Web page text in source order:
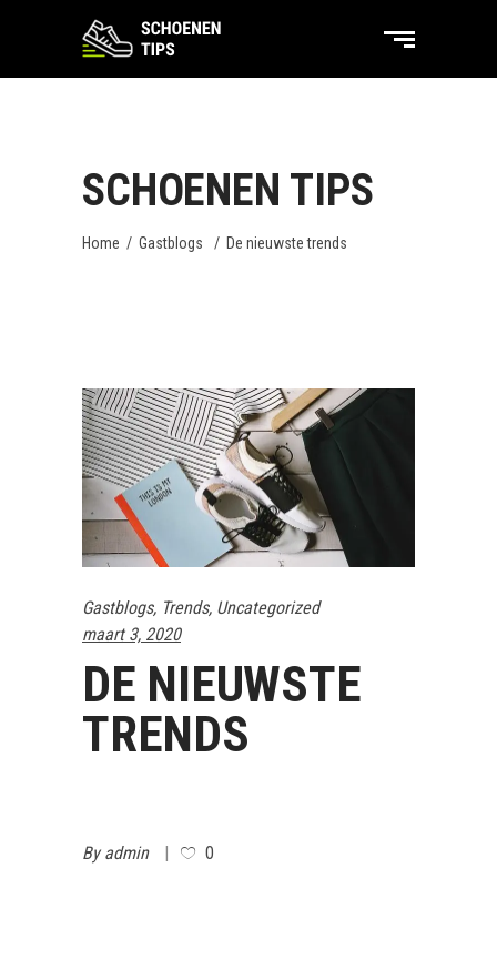
SCHOENEN TIPS
Home / Gastblogs / De nieuwste trends
Gastblogs, Trends, Uncategorized
maart 3, 2020
DE NIEUWSTE
TRENDS
Byadmin 0